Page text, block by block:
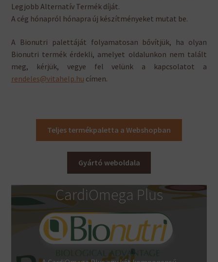
Legjobb Alternatív Termék díját.
A cég hónapról hónapra új készítményeket mutat be.
A Bionutri palettáját folyamatosan bővítjük, ha olyan
Bionutri termék érdekli, amelyet oldalunkon nem talált
meg, kérjük, vegye fel velünk a kapcsolatot a
rendeles@vitahelp.hu címen.
Teljes termékpaletta a Webshopban
Gyártó weboldala
CardiOmega Plus